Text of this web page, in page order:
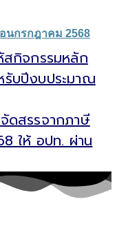
นกรกฎาคม 2568
กิจกรรมหลัก
บปีงบประมาณ
ดสรรจากภาษี
ให้ อปท. ผ่าน